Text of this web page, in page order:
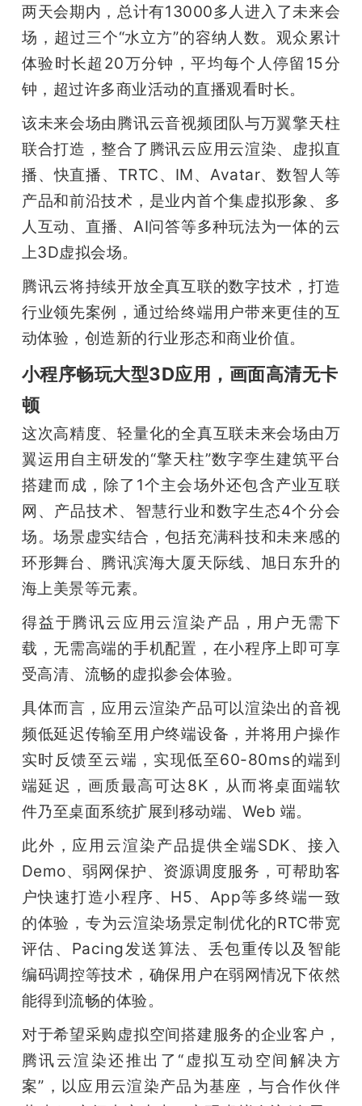
题
爱
搞
机
两天会期内，总计有13000多人进入了未来会
场，超过三个“水立方”的容纳人数。观众累计
体验时长超20万分钟，平均每个人停留15分
钟，超过许多商业活动的直播观看时长。
该未来会场由腾讯云音视频团队与万翼擎天柱
联合打造，整合了腾讯云应用云渲染、虚拟直
播、快直播、TRTC、IM、Avatar、数智人等
产品和前沿技术，是业内首个集虚拟形象、多
人互动、直播、AI问答等多种玩法为一体的云
上3D虚拟会场。
腾讯云将持续开放全真互联的数字技术，打造
行业领先案例，通过给终端用户带来更佳的互
动体验，创造新的行业形态和商业价值。
小程序畅玩大型3D应用，画面高清无卡
顿
这次高精度、轻量化的全真互联未来会场由万
翼运用自主研发的“擎天柱”数字孪生建筑平台
搭建而成，除了1个主会场外还包含产业互联
网、产品技术、智慧行业和数字生态4个分会
场。场景虚实结合，包括充满科技和未来感的
环形舞台、腾讯滨海大厦天际线、旭日东升的
海上美景等元素。
得益于腾讯云应用云渲染产品，用户无需下
载，无需高端的手机配置，在小程序上即可享
受高清、流畅的虚拟参会体验。
具体而言，应用云渲染产品可以渲染出的音视
频低延迟传输至用户终端设备，并将用户操作
实时反馈至云端，实现低至60-80ms的端到
端延迟，画质最高可达8K，从而将桌面端软
件乃至桌面系统扩展到移动端、Web 端。
此外，应用云渲染产品提供全端SDK、接入
Demo、弱网保护、资源调度服务，可帮助客
户快速打造小程序、H5、App等多终端一致
的体验，专为云渲染场景定制优化的RTC带宽
评估、Pacing发送算法、丢包重传以及智能
编码调控等技术，确保用户在弱网情况下依然
能得到流畅的体验。
对于希望采购虚拟空间搭建服务的企业客户，
腾讯云渲染还推出了“虚拟互动空间解决方
案”，以应用云渲染产品为基座，与合作伙伴